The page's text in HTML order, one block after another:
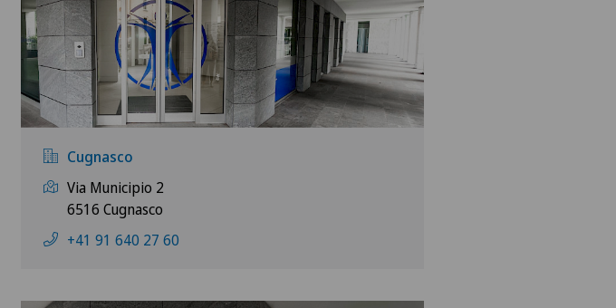
Cugnasco
Via Municipio 2
6516 Cugnasco
+41 91 640 27 60